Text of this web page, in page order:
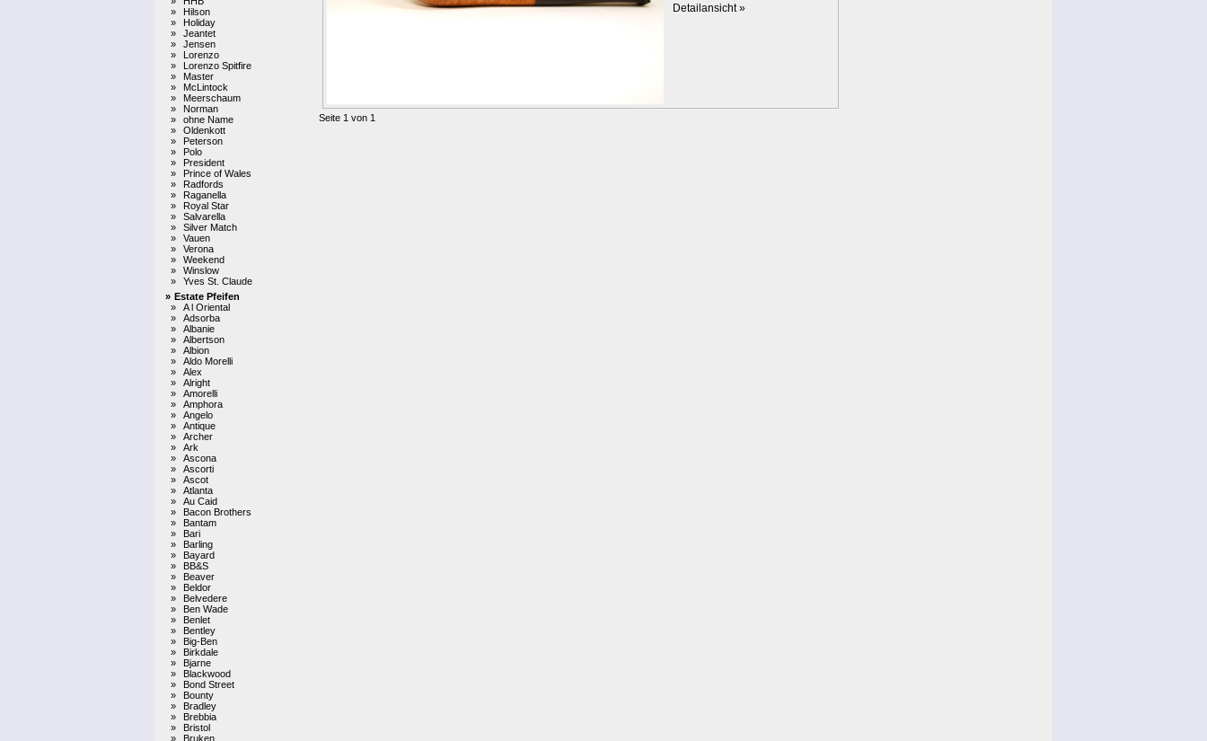
»
Hilson
»
Holiday
»
Jeantet
»
Jensen
»
Lorenzo
»
Lorenzo Spitfire
»
Master
»
McLintock
»
Meerschaum
»
Norman
»
ohne Name
»
Oldenkott
»
Peterson
»
Polo
»
President
»
Prince of Wales
»
Radfords
»
Raganella
»
Royal Star
»
Salvarella
»
Silver Match
»
Vauen
»
Verona
»
Weekend
»
Winslow
»
Yves St. Claude
» Estate Pfeifen
»
A l Oriental
»
Adsorba
»
Albanie
»
Albertson
»
Albion
»
Aldo Morelli
»
Alex
»
Alright
»
Amorelli
»
Amphora
»
Angelo
»
Antique
»
Archer
»
Ark
»
Ascona
»
Ascorti
»
Ascot
»
Atlanta
»
Au Caid
»
Bacon Brothers
»
Bantam
»
Bari
»
Barling
»
Bayard
»
BB&S
»
Beaver
»
Beldor
»
Belvedere
»
Ben Wade
»
Benlet
»
Bentley
»
Big-Ben
»
Birkdale
»
Bjarne
»
Blackwood
»
Bond Street
»
Bounty
»
Bradley
»
Brebbia
»
Bristol
»
Bruken
Detailansicht »
Seite 1 von 1